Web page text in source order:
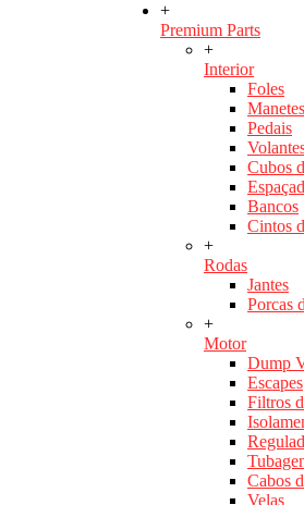
+
Premium Parts
+
Interior
Foles
Manetes
Pedais
Cubos
Bancos
Cintos
+
Rodas
Jantes
Porcas
+
Motor
Dump
Escapes
Filtros
Cabos
Velas